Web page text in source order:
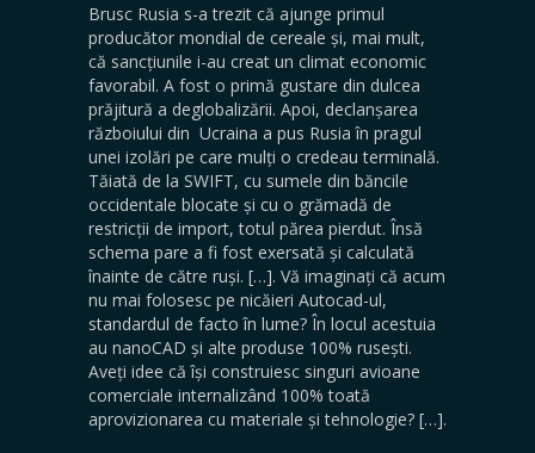
Brusc Rusia s-a trezit că ajunge primul
producător mondial de cereale și, mai mult,
că sancțiunile i-au creat un climat economic
favorabil. A fost o primă gustare din dulcea
prăjitură a deglobalizării. Apoi, declanșarea
războiului din Ucraina a pus Rusia în pragul
unei izolări pe care mulți o credeau terminală.
Tăiată de la SWIFT, cu sumele din băncile
occidentale blocate și cu o grămadă de
restricții de import, totul părea pierdut. Însă
schema pare a fi fost exersată și calculată
înainte de către ruși. […]. Vă imaginați că acum
nu mai folosesc pe nicăieri Autocad-ul,
standardul de facto în lume? În locul acestuia
au nanoCAD și alte produse 100% rusești.
Aveți idee că își construiesc singuri avioane
comerciale internalizând 100% toată
aprovizionarea cu materiale și tehnologie? […].